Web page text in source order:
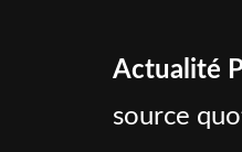
Actualité
source